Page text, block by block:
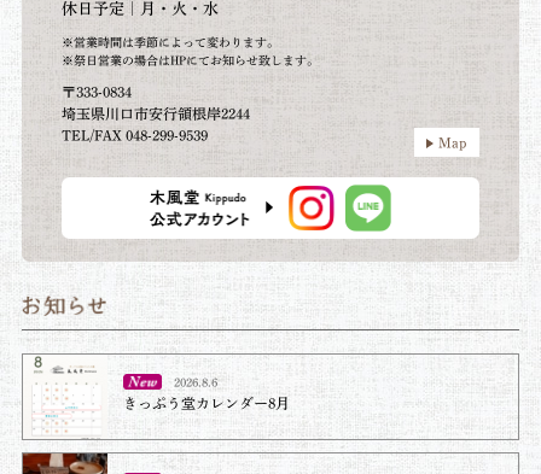
休日予定｜月・火・水
※営業時間は季節によって変わります。
※祭日営業の場合はHPにてお知らせ致します。
〒333-0834
埼玉県川口市安行領根岸2244
TEL/FAX 048-299-9539
Map
2026.8.6
きっぷう堂カレンダー8月